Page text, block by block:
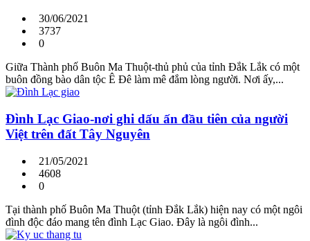
30/06/2021
3737
0
Giữa Thành phố Buôn Ma Thuột-thủ phủ của tỉnh Đắk Lắk có một
buôn đồng bào dân tộc Ê Đê làm mê đắm lòng người. Nơi ấy,...
Đình Lạc Giao-nơi ghi dấu ấn đầu tiên của người
Việt trên đất Tây Nguyên
21/05/2021
4608
0
Tại thành phố Buôn Ma Thuột (tỉnh Đắk Lắk) hiện nay có một ngôi
đình độc đáo mang tên đình Lạc Giao. Đây là ngôi đình...